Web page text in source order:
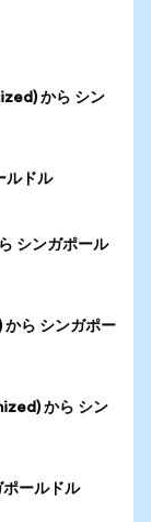
から シン
ルドル
シンガポール
ら シンガポー
から シン
ールドル